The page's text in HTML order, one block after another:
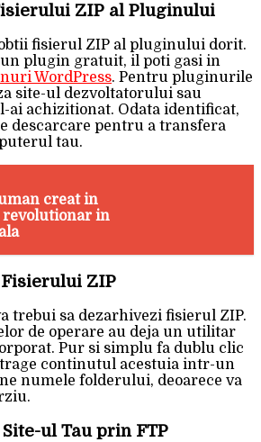
ZIP al Pluginului
fisierul ZIP al pluginului dorit.
un plugin gratuit, il poti gasi in
WordPress. Pentru pluginurile
site-ul dezvoltatorului sau
ai achizitionat. Odata identificat,
descarcare pentru a transfera
tau.
creat in
revolutionar in
ZIP
trebui sa dezarhivezi fisierul ZIP.
de operare au deja un utilitar
Pur si simplu fa dublu clic
continutul acestuia intr-un
numele folderului, deoarece va
ul Tau prin FTP